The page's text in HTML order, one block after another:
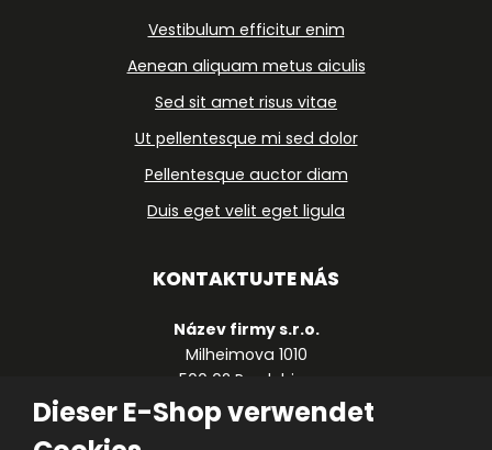
Dieser E-Shop verwendet
Vestibulum efficitur enim
Aenean aliquam metus aiculis
Sed sit amet risus vitae
Ut pellentesque mi sed dolor
Pellentesque auctor diam
Duis eget velit eget ligula
KONTAKTUJTE NÁS
Název firmy s.r.o.
Milheimova 1010
500 02 Pardubice
Česká republika